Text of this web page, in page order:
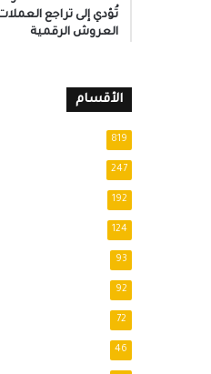
العروش الرقمية
الأقسام
819
247
192
124
93
92
72
46